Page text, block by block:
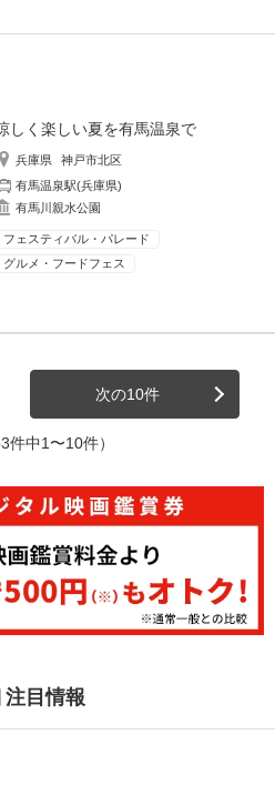
しく楽しい夏を有馬温泉で
兵庫県
神戸市北区
有馬温泉駅(兵庫県)
有馬川親水公園
フェスティバル・パレード
グルメ・フードフェス
次の10件
件中1〜10件）
注目情報